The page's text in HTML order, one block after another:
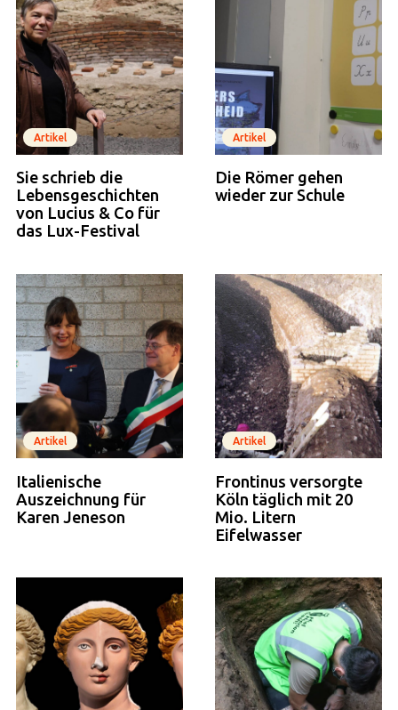
Artikel
Sie schrieb die
Lebensgeschichten
von Lucius & Co für
das Lux-Festival
Artikel
Die Römer gehen
wieder zur Schule
Artikel
Italienische
Auszeichnung für
Karen Jeneson
Artikel
Frontinus versorgte
Köln täglich mit 20
Mio. Litern
Eifelwasser